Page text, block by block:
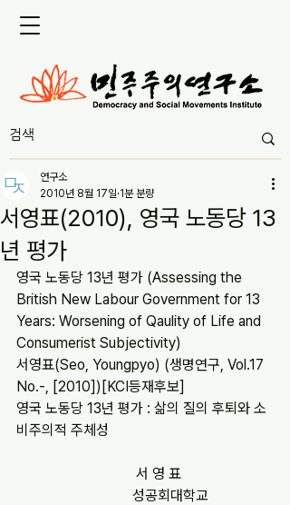
서영표(2010), 영국 노동당 13
년 평가
연구소
2010년 8월 17일 1분 분량
영국 노동당 13년 평가 (Assessing the
British New Labour Government for 13
Years: Worsening of Qaulity of Life and
Consumerist Subjectivity)
서영표(Seo, Youngpyo) (생명연구, Vol.17
No.-, [2010])[KCI등재후보]
영국 노동당 13년 평가 : 삶의 질의 후퇴와 소
비주의적 주체성
                                 서 영 표
                                성공회대학교